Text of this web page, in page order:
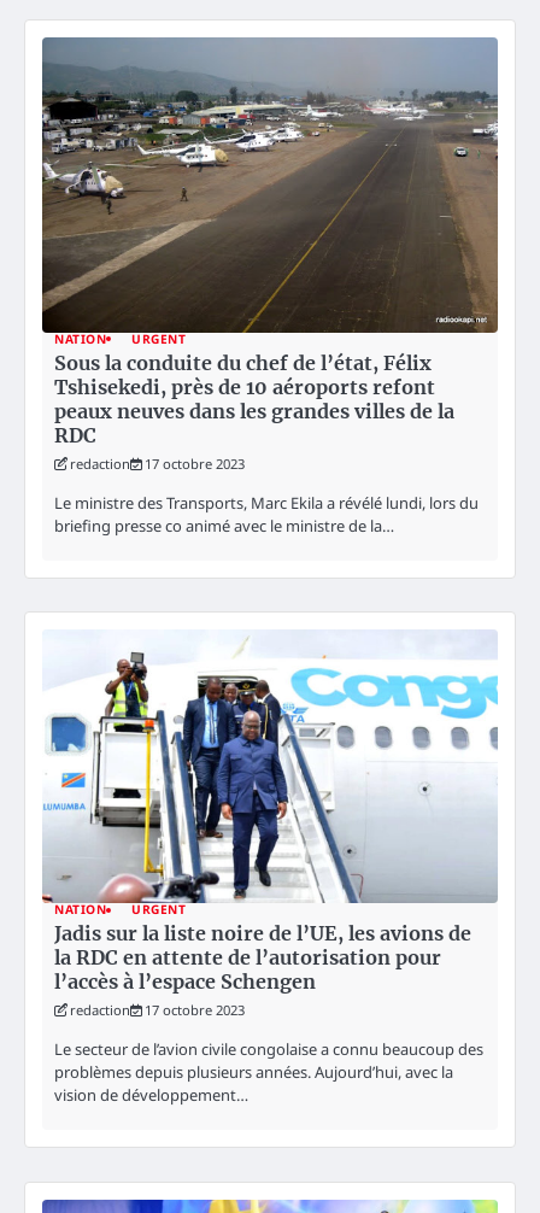
NATION URGENT
Sous la conduite du chef de l’état, Félix
Tshisekedi, près de 10 aéroports refont
peaux neuves dans les grandes villes de la
RDC
redaction 17 octobre 2023
Le ministre des Transports, Marc Ekila a révélé lundi, lors du
briefing presse co animé avec le ministre de la…
NATION URGENT
Jadis sur la liste noire de l’UE, les avions de
la RDC en attente de l’autorisation pour
l’accès à l’espace Schengen
redaction 17 octobre 2023
Le secteur de l’avion civile congolaise a connu beaucoup des
problèmes depuis plusieurs années. Aujourd’hui, avec la
vision de développement…